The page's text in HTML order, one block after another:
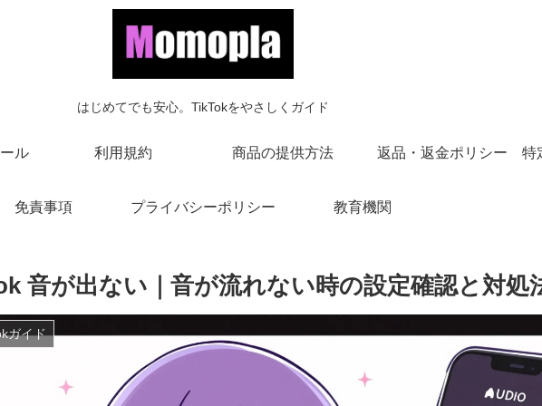
はじめてでも安心。TikTokをやさしくガイド
ル 利用規約 商品の提供方法 返品・返金ポリシー
免責事項 プライバシーポリシー 教育機関
音が出ない｜音が流れない時の設定確認と対処
ガイド